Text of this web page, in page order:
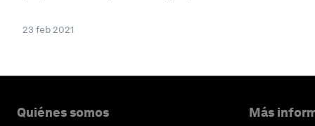
23 feb 2021
Quiénes somos Más